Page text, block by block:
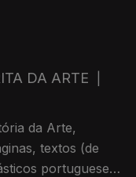
DA ARTE
da Arte,
textos (de
portugueses